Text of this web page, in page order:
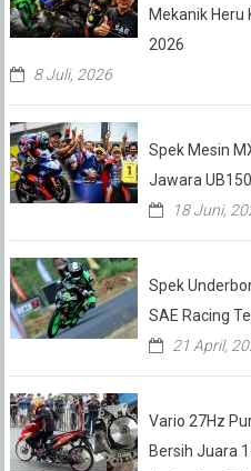
Mekanik Heru
2026
8 Juli, 2026
Spek Mesin
Jawara
18 Juni,
Spek
SAE Racing
21 April,
Vario 27Hz
Bersih Juara